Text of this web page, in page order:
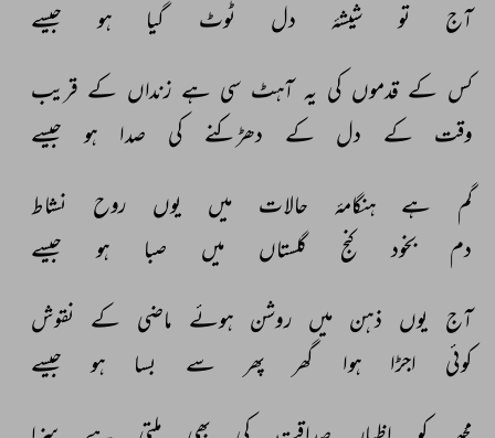
آج
تو شیشۂ دل ٹوٹ گیا ہو جیسے
کس کے قدموں کی یہ آہٹ سی ہے زنداں کے قریب
وقت کے دل کے دھڑکنے کی صدا ہو جیسے
گم ہے ہنگامۂ حالات میں یوں روح
نشاط
دم
بخود کنج گلستاں میں صبا ہو جیسے
آج یوں ذہن میں روشن ہوئے ماضی کے نقوش
کوئی
اجڑا ہوا گھر پھر سے بسا ہو جیسے